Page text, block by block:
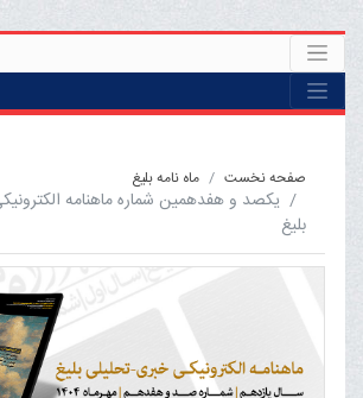
صفحه نخست ماه نامه بلیغ
یکصد و هفدهمین شماره ماهنامه
بلیغ